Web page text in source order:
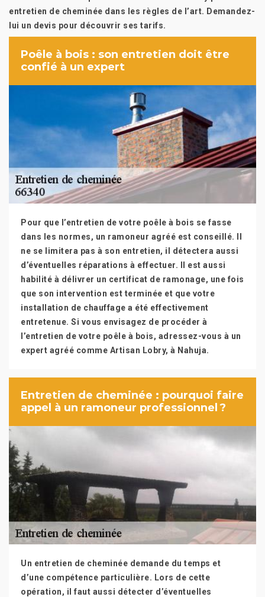
entretien de cheminée dans les règles de l’art. Demandez-
lui un devis pour découvrir ses tarifs.
Poêle à bois : son entretien doit être
confié à un expert
Pour que l’entretien de votre poêle à bois se fasse
dans les normes, un ramoneur agréé est conseillé. Il
ne se limitera pas à son entretien, il détectera aussi
d’éventuelles réparations à effectuer. Il est aussi
habilité à délivrer un certificat de ramonage, une fois
que son intervention est terminée et que votre
installation de chauffage a été effectivement
entretenue. Si vous envisagez de procéder à
l’entretien de votre poêle à bois, adressez-vous à un
expert agréé comme Artisan Lobry, à Nahuja.
Entretien de cheminée : pourquoi faire
appel à un ramoneur professionnel ?
Un entretien de cheminée demande du temps et
d’une compétence particulière. Lors de cette
opération, il faut aussi détecter d’éventuelles